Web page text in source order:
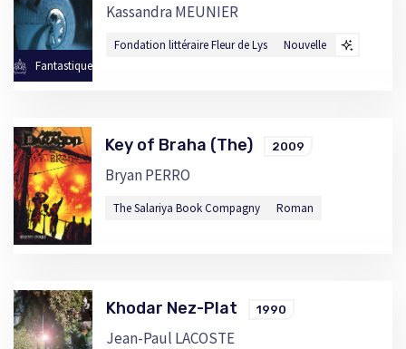
Fantastique
Kassandra MEUNIER
Fondation littéraire Fleur de Lys Nouvelle
Key of Braha (The) 2009
Bryan PERRO
The Salariya Book Compagny Roman
Khodar Nez-Plat 1990
Jean-Paul LACOSTE